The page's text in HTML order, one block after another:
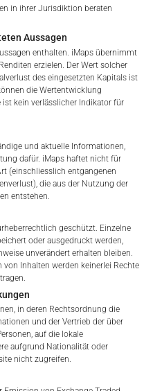
in ihrer Jurisdiktion beraten
Aussagen
enthalten. iMaps übernimmt
erzielen. Der Wert solcher
des eingesetzten Kapitals ist
die Wertentwicklung
ist kein verlässlicher Indikator für
und aktuelle Informationen,
dafür. iMaps haftet nicht für
(einschliesslich entgangenen
die aus der Nutzung der
entstehen.
geschützt. Einzelne
oder ausgedruckt werden,
unverändert erhalten bleiben.
von Inhalten werden keinerlei Rechte
in deren Rechtsordnung die
und der Vertrieb der über
auf die lokale
aufgrund Nationalität oder
nicht zugreifen.
garantiert zwar
es beseitigt strukturelle
nicht überwinden kann.
in Europa vermarktet
Angebot für
Stuttgart
und Makler handelbar
Strategie strukturell für
freuen wir uns auf ein
eigenes